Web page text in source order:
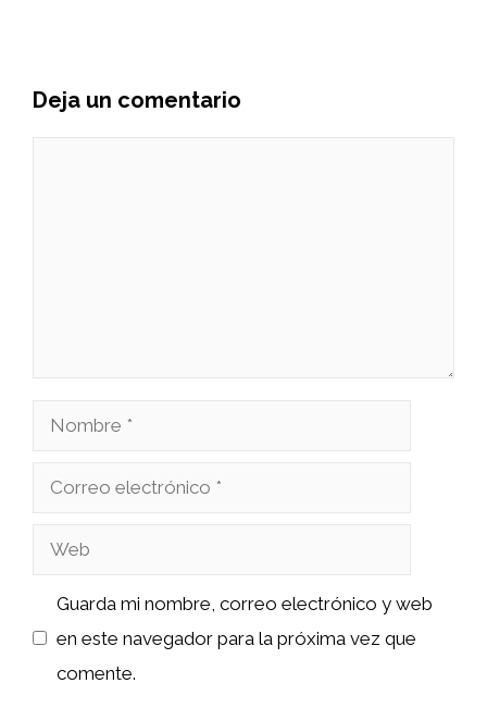
Deja un comentario
Nombre
Correo
Web
Guarda mi nombre, correo electrónico y web
en este navegador para la próxima vez que
comente.